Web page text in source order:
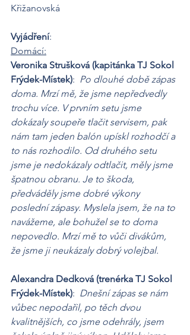
Křižanovská
Vyjádření:
Domácí:
Veronika Strušková (kapitánka TJ Sokol
Frýdek-Místek): Po dlouhé době zápas
doma. Mrzí mě, že jsme nepředvedly
trochu více. V prvním setu jsme
dokázaly soupeře tlačit servisem, pak
nám tam jeden balón upískl rozhodčí a
to nás rozhodilo. Od druhého setu
jsme je nedokázaly odtlačit, měly jsme
špatnou obranu. Je to škoda,
předváděly jsme dobré výkony
poslední zápasy. Myslela jsem, že na to
navážeme, ale bohužel se to doma
nepovedlo. Mrzí mě to vůči divákům,
že jsme ji neukázaly dobrý volejbal.
Alexandra Dedková (trenérka TJ Sokol
Frýdek-Místek): Dnešní zápas se nám
vůbec nepodařil, po těch dvou
kvalitnějších, co jsme odehrály, jsem